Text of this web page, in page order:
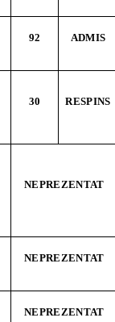
92 ADMIS
30 RESPINS
NEPREZENTAT
NEPREZENTAT
NEPREZENTAT